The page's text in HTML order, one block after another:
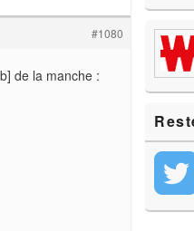
#1080
de la manche :